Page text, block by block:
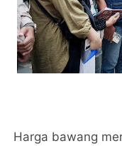
Harga bawang